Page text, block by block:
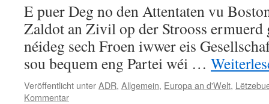
E puer Deg no den Attentaten vu
Zaldot an Zivil op der Strooss ermuerd
néideg sech Froen iwwer eis
sou bequem eng Partei wéi …
Veröffentlicht unterADR, Allgemein, Europa an d'Welt,
Kommentar